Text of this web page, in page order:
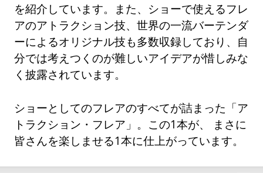
を紹介しています。また、ショーで使えるフレ
アのアトラクション技、世界の一流バーテンダ
ーによるオリジナル技も多数収録しており、自
分では考えつくのが難しいアイデアが惜しみな
く披露されています。
ショーとしてのフレアのすべてが詰まった「ア
トラクション・フレア」。この1本が、 まさに
皆さんを楽しませる1本に仕上がっています。